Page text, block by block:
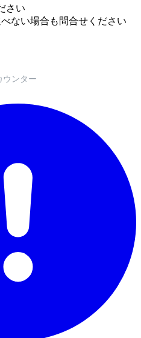
さい
ない場合も問合せください
ウンター